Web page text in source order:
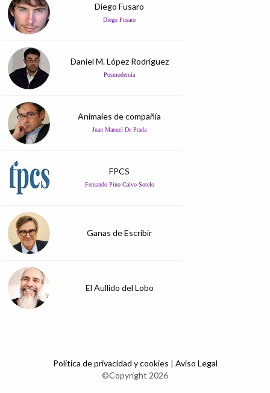
Diego Fusaro
Diego Fusaro
Daniel M. López Rodríguez
Posmodernia
Animales de compañía
Juan Manuel De Prada
FPCS
Fernando Pino Calvo Sotelo
Ganas de Escribir
El Aullido del Lobo
Política de privacidad y cookies | Aviso Legal
©Copyright 2026